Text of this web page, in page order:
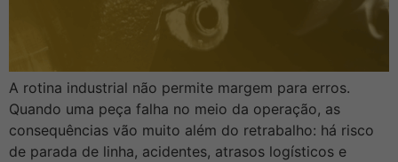
A rotina industrial não permite margem para erros.
Quando uma peça falha no meio da operação, as
consequências vão muito além do retrabalho: há risco
de parada de linha, acidentes, atrasos logísticos e